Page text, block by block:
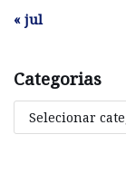
« jul
Categorias